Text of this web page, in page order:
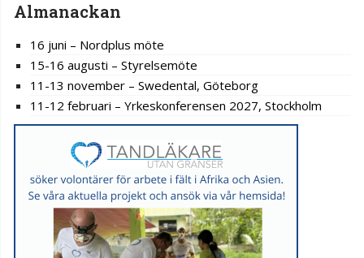
Almanackan
16 juni – Nordplus möte
15-16 augusti – Styrelsemöte
11-13 november – Swedental, Göteborg
11-12 februari – Yrkeskonferensen 2027, Stockholm